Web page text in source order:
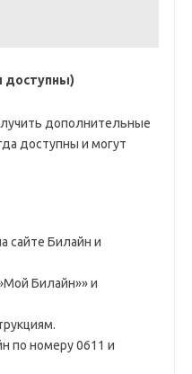
доступны)
дополнительные
доступны и могут
сайте Билайн и
Билайн»» и
по номеру 0611 и